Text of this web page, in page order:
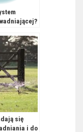
się
i do